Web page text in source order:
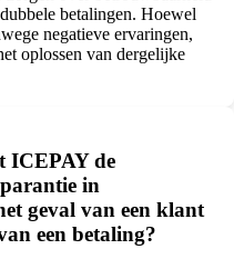
betalingen. Hoewel
negatieve ervaringen,
oplossen van dergelijke
ICEPAY de
in
geval van een klant
een betaling?